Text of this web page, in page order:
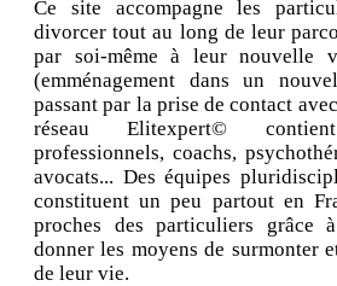
Ce site accompagne les
divorcer tout au long de leur
par soi-même à leur nouvelle
(emménagement dans un
passant par la prise de contact
réseau Elitexpert©
professionnels, coachs,
avocats... Des équipes
constituent un peu partout en
proches des particuliers grâce
donner les moyens de surmonter
de leur vie.